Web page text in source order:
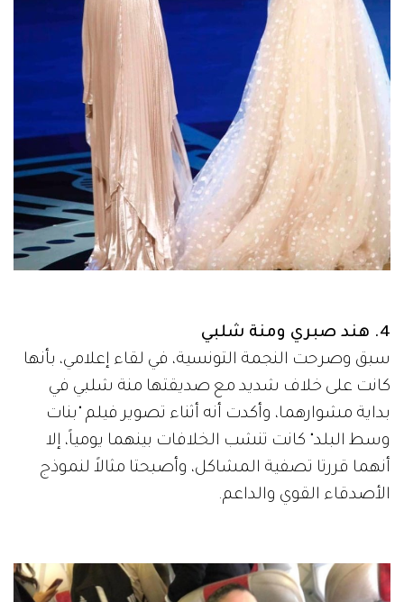
4. هند صبري ومنة شلبي
سبق وصرحت النجمة التونسية، في لقاء إعلامي، بأنها
كانت على خلاف شديد مع صديقتها منة شلبي في
بداية مشوارهما، وأكدت أنه أثناء تصوير فيلم "بنات
وسط البلد" كانت تنشب الخلافات بينهما يومياً، إلا
أنهما قررتا تصفية المشاكل، وأصبحتا مثالاً لنموذج
الأصدقاء القوي والداعم.